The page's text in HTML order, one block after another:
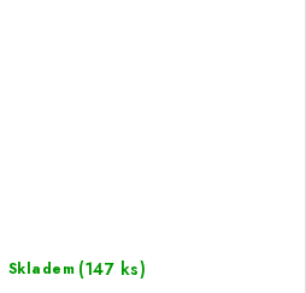
Skladem (147 ks)